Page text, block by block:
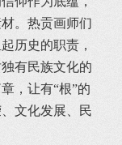
。热贡画师们
历史的职责，
有民族文化的
，让有“根”的
文化发展、民